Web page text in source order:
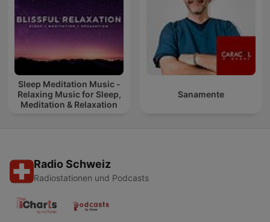
Sleep Meditation Music -
Relaxing Music for Sleep,
Meditation & Relaxation
Sanamente
Radio Schweiz
Radiostationen und Podcasts